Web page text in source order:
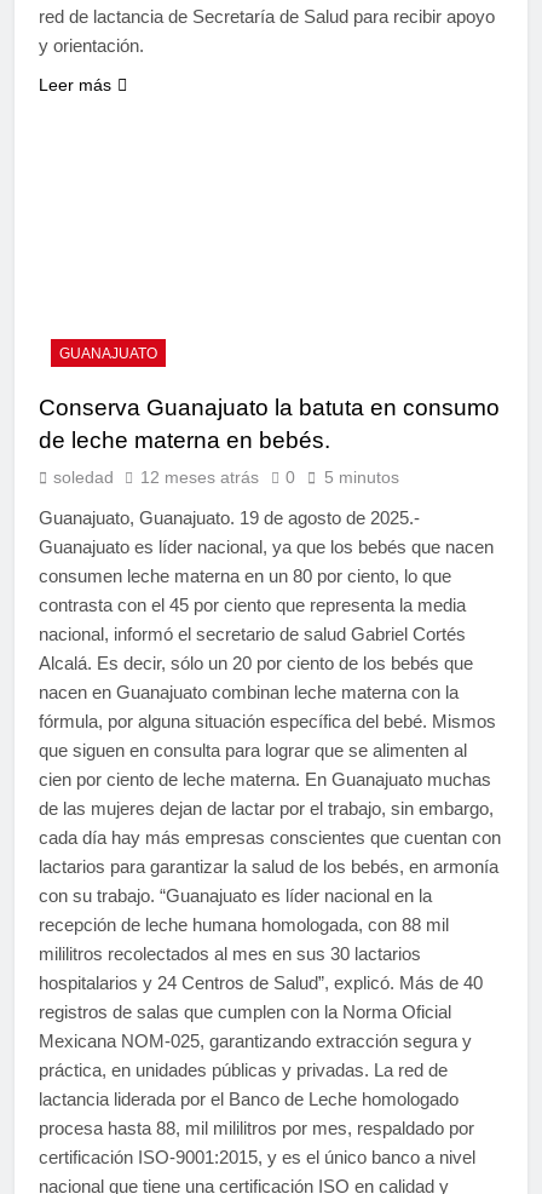
red de lactancia de Secretaría de Salud para recibir apoyo
y orientación.
Leer más
GUANAJUATO
Conserva Guanajuato la batuta en consumo
de leche materna en bebés.
soledad 12 meses atrás 0 5 minutos
Guanajuato, Guanajuato. 19 de agosto de 2025.-
Guanajuato es líder nacional, ya que los bebés que nacen
consumen leche materna en un 80 por ciento, lo que
contrasta con el 45 por ciento que representa la media
nacional, informó el secretario de salud Gabriel Cortés
Alcalá. Es decir, sólo un 20 por ciento de los bebés que
nacen en Guanajuato combinan leche materna con la
fórmula, por alguna situación específica del bebé. Mismos
que siguen en consulta para lograr que se alimenten al
cien por ciento de leche materna. En Guanajuato muchas
de las mujeres dejan de lactar por el trabajo, sin embargo,
cada día hay más empresas conscientes que cuentan con
lactarios para garantizar la salud de los bebés, en armonía
con su trabajo. “Guanajuato es líder nacional en la
recepción de leche humana homologada, con 88 mil
mililitros recolectados al mes en sus 30 lactarios
hospitalarios y 24 Centros de Salud”, explicó. Más de 40
registros de salas que cumplen con la Norma Oficial
Mexicana NOM-025, garantizando extracción segura y
práctica, en unidades públicas y privadas. La red de
lactancia liderada por el Banco de Leche homologado
procesa hasta 88, mil mililitros por mes, respaldado por
certificación ISO-9001:2015, y es el único banco a nivel
nacional que tiene una certificación ISO en calidad y